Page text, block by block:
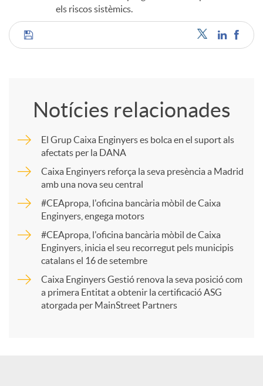
els riscos sistèmics.
C
m
p
a
r
t
Notícies relacionades
El Grup Caixa Enginyers es bolca en el suport als
afectats per la DANA
Caixa Enginyers reforça la seva presència a Madrid
amb una nova seu central
#CEApropa, l'oficina bancària mòbil de Caixa
Enginyers, engega motors
#CEApropa, l'oficina bancària mòbil de Caixa
Enginyers, inicia el seu recorregut pels municipis
catalans el 16 de setembre
Caixa Enginyers Gestió renova la seva posició com
a primera Entitat a obtenir la certificació ASG
atorgada per MainStreet Partners